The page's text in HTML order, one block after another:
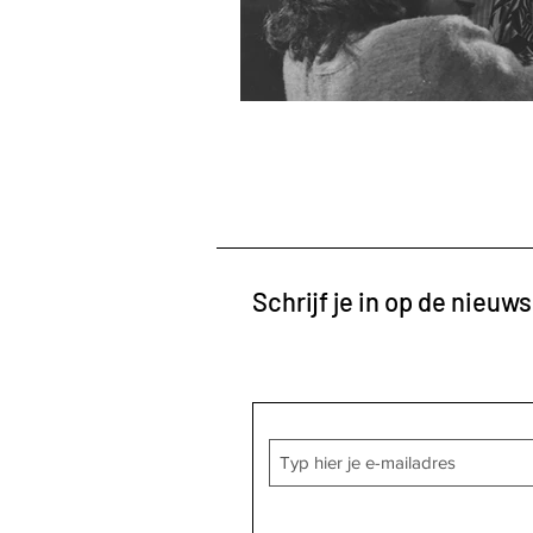
Schrijf je in op de